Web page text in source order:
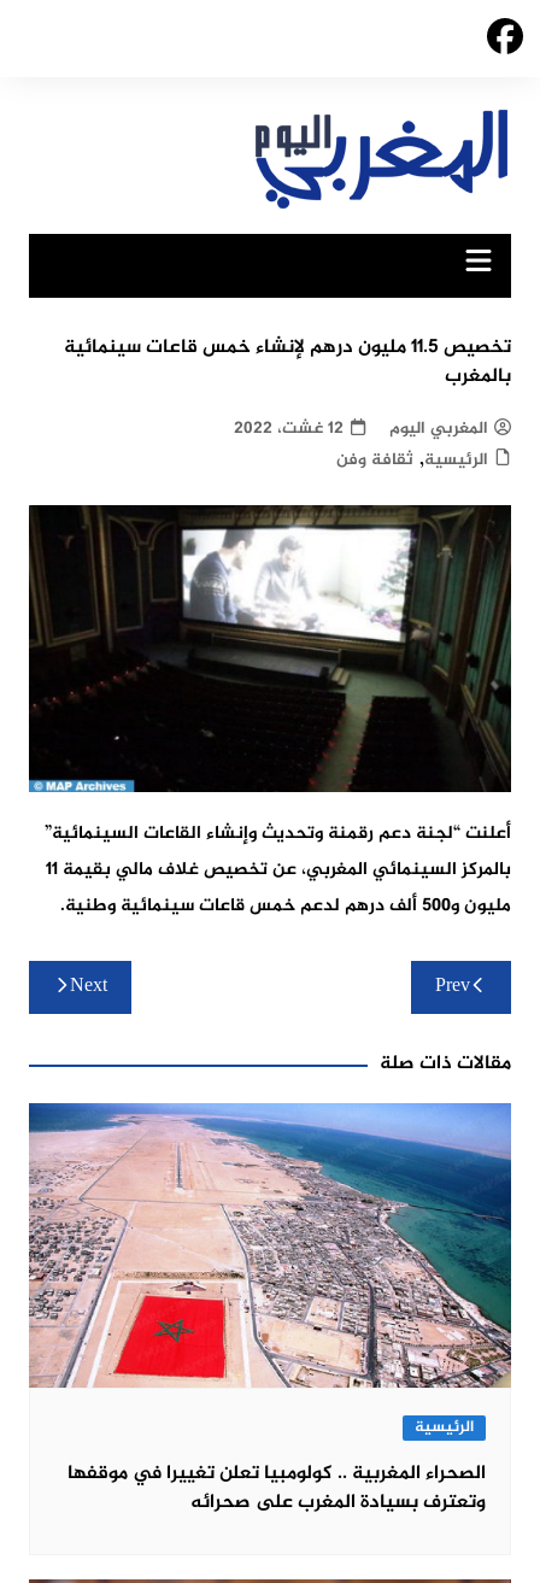
Skip
تخصيص 11.5 مليون درهم لإنشاء خمس قاعات سينمائية
بالمغرب
المغربي اليوم
12 غشت، 2022
الرئيسية, ثقافة وفن
أعلنت “لجنة دعم رقمنة وتحديث وإنشاء القاعات السينمائية”
بالمركز السينمائي المغربي، عن تخصيص غلاف مالي بقيمة 11
مليون و500 ألف درهم لدعم خمس قاعات سينمائية وطنية.
تصفّح
المقالاتPrev
Next
مقالات ذات صلة
الرئيسية
الصحراء المغربية .. كولومبيا تعلن تغييرا في موقفها
وتعترف بسيادة المغرب على صحرائه